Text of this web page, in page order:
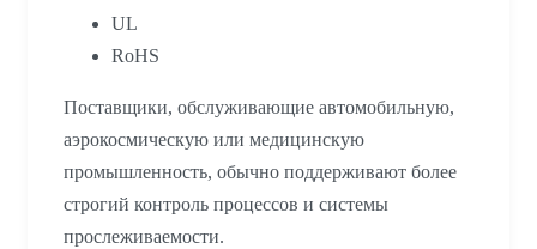
UL
RoHS
Поставщики, обслуживающие автомобильную,
аэрокосмическую или медицинскую
промышленность, обычно поддерживают более
строгий контроль процессов и системы
прослеживаемости.